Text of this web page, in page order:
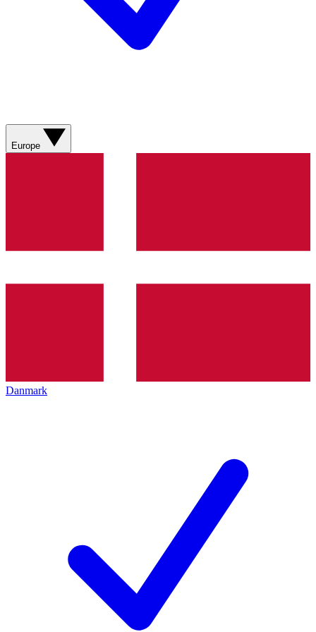
Europe
Danmark